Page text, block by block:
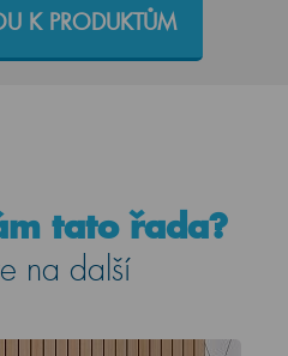
K PRODUKTŮM
tato řada?
na další